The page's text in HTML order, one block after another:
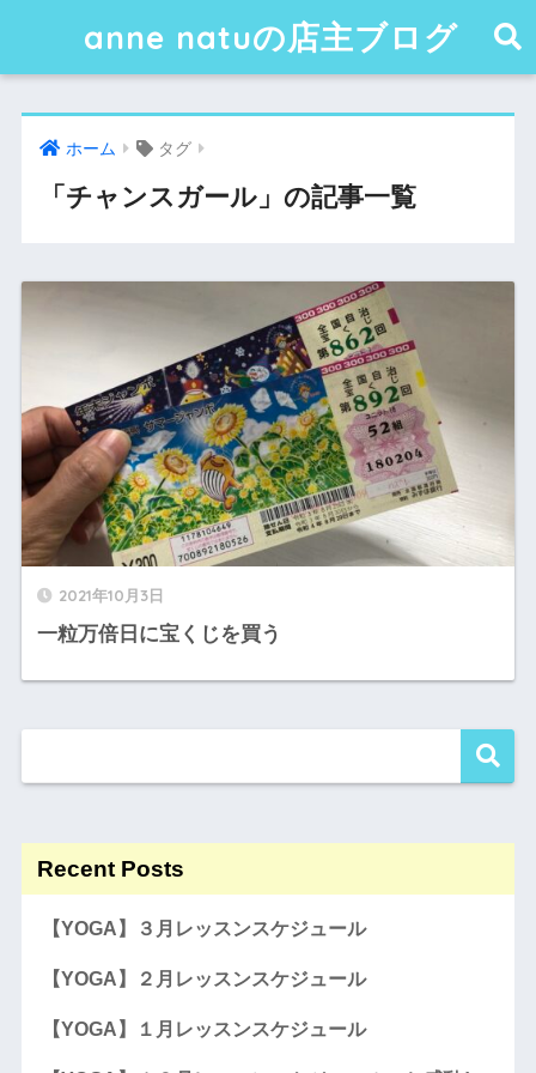
anne natuの店主ブログ
ホーム タグ
「チャンスガール」の記事一覧
2021年10月3日
一粒万倍日に宝くじを買う
Recent Posts
【YOGA】３月レッスンスケジュール
【YOGA】２月レッスンスケジュール
【YOGA】１月レッスンスケジュール